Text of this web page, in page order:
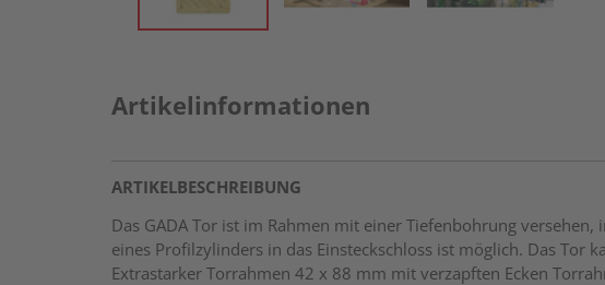
Artikelinformationen
ARTIKELBESCHREIBUNG
Das GADA Tor ist im Rahmen mit einer Tiefenbohrung
eines Profilzylinders in das Einsteckschloss ist möglich. Das
Extrastarker Torrahmen 42 x 88 mm mit verzapften Ecken